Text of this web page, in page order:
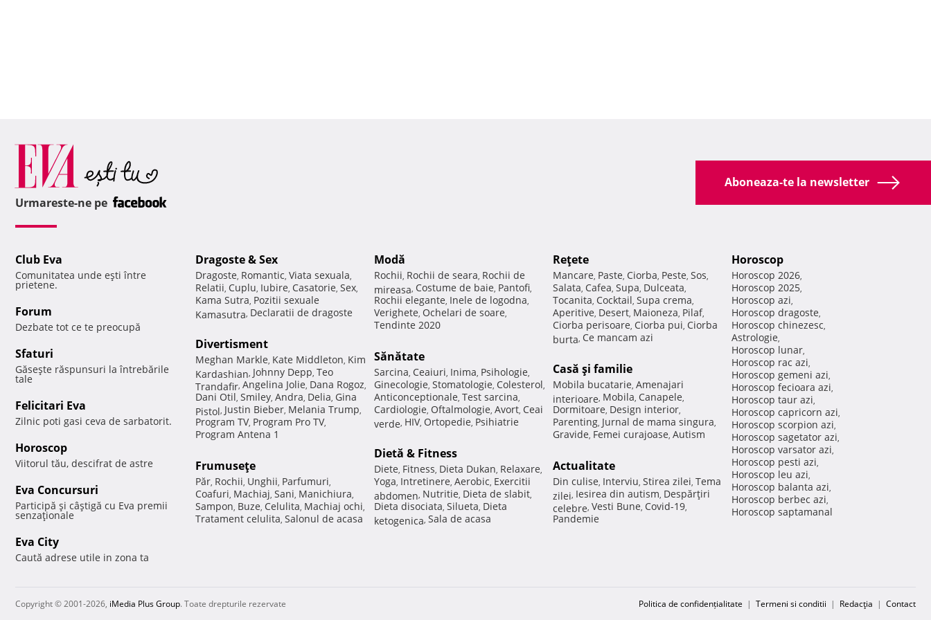
Aboneaza-te la newsletter
Urmareste-ne pe
Club Eva
Comunitatea unde eşti între
prietene.
Forum
Dezbate tot ce te preocupă
Sfaturi
Găseşte răspunsuri la întrebările
tale
Felicitari Eva
Zilnic poti gasi ceva de sarbatorit.
Horoscop
Viitorul tău, descifrat de astre
Eva Concursuri
Participă şi câştigă cu Eva premii
senzaţionale
Eva City
Caută adrese utile in zona ta
Dragoste & Sex
Dragoste, Romantic, Viata sexuala,
Relatii, Cuplu, Iubire, Casatorie, Sex,
Kama Sutra, Pozitii sexuale
Kamasutra, Declaratii de dragoste
Divertisment
Meghan Markle, Kate Middleton, Kim
Kardashian, Johnny Depp, Teo
Trandafir, Angelina Jolie, Dana Rogoz,
Dani Otil, Smiley, Andra, Delia, Gina
Pistol, Justin Bieber, Melania Trump,
Program TV, Program Pro TV,
Program Antena 1
Frumuseţe
Păr, Rochii, Unghii, Parfumuri,
Coafuri, Machiaj, Sani, Manichiura,
Sampon, Buze, Celulita, Machiaj ochi,
Tratament celulita, Salonul de acasa
Modă
Rochii, Rochii de seara, Rochii de
mireasa, Costume de baie, Pantofi,
Rochii elegante, Inele de logodna,
Verighete, Ochelari de soare,
Tendinte 2020
Sănătate
Sarcina, Ceaiuri, Inima, Psihologie,
Ginecologie, Stomatologie, Colesterol,
Anticonceptionale, Test sarcina,
Cardiologie, Oftalmologie, Avort, Ceai
verde, HIV, Ortopedie, Psihiatrie
Dietă & Fitness
Diete, Fitness, Dieta Dukan, Relaxare,
Yoga, Intretinere, Aerobic, Exercitii
abdomen, Nutritie, Dieta de slabit,
Dieta disociata, Silueta, Dieta
ketogenica, Sala de acasa
Reţete
Mancare, Paste, Ciorba, Peste, Sos,
Salata, Cafea, Supa, Dulceata,
Tocanita, Cocktail, Supa crema,
Aperitive, Desert, Maioneza, Pilaf,
Ciorba perisoare, Ciorba pui, Ciorba
burta, Ce mancam azi
Casă şi familie
Mobila bucatarie, Amenajari
interioare, Mobila, Canapele,
Dormitoare, Design interior,
Parenting, Jurnal de mama singura,
Gravide, Femei curajoase, Autism
Actualitate
Din culise, Interviu, Stirea zilei, Tema
zilei, Iesirea din autism, Despărţiri
celebre, Vesti Bune, Covid-19,
Pandemie
Horoscop
Horoscop 2026,
Horoscop 2025,
Horoscop azi,
Horoscop dragoste,
Horoscop chinezesc,
Astrologie,
Horoscop lunar,
Horoscop rac azi,
Horoscop gemeni azi,
Horoscop fecioara azi,
Horoscop taur azi,
Horoscop capricorn azi,
Horoscop scorpion azi,
Horoscop sagetator azi,
Horoscop varsator azi,
Horoscop pesti azi,
Horoscop leu azi,
Horoscop balanta azi,
Horoscop berbec azi,
Horoscop saptamanal
Copyright © 2001-2026, iMedia Plus Group. Toate drepturile rezervate Politica de confidențialitate | Termeni si conditii | Redacţia | Contact